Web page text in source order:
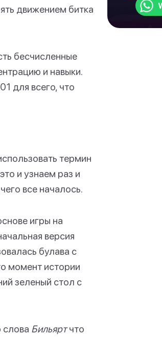
движением битка
бесчисленные
и навыки.
для всего, что
термин
и узнаем раз и
все началось.
игры на
версия
булава с
момент истории
зеленый стол с
слова Бильяртчто